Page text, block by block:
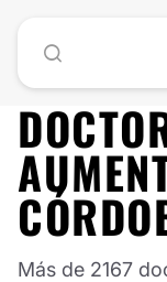
Más de 2167